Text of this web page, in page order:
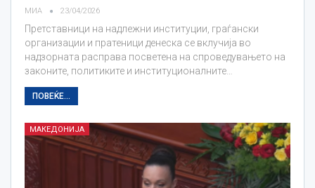
МИА 23/04/2026
Претставници на надлежни институции, граѓански
организации и пратеници денеска се вклучија во
надзорната расправа посветена на спроведувањето на
законите, политиките и институционалните…
ПОВЕЌЕ...
МАКЕДОНИЈА